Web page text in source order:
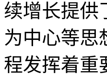
续增长提供
为中心等思
程发挥着重